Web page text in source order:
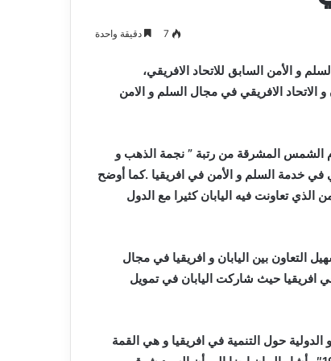
7 دقيقة واحدة
و الأمن السابق للاتحاد الافريقي،
الاتحاد الافريقي في مجال السلم و الامن
الشمس المشرقة من رتبة ” نجمة الذهب و
في خدمة السلم و الأمن في افريقيا .كما أوضح
تعاونت فيه اليابان كثيرا مع الدول
بين اليابان و افريقيا في مجال
في افريقيا حيث شاركت اليابان في تمويل
حول التنمية في افريقيا و هي القمة
بلدية أرزيو بوهران تخصص فرق لترميم